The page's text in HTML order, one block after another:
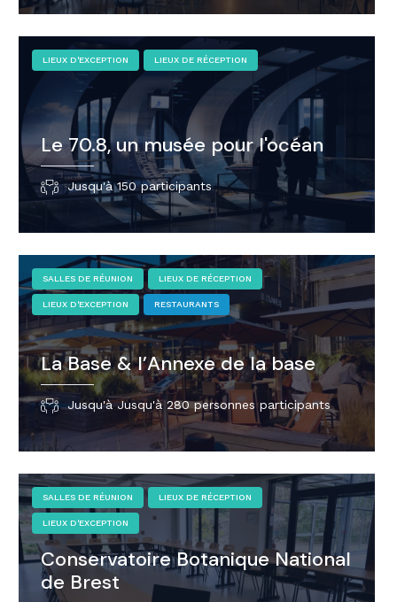
LIEUX D'EXCEPTION LIEUX DE RÉCEPTION
Le 70.8, un musée pour l'océan
Jusqu'à 150 participants
SALLES DE RÉUNION LIEUX DE RÉCEPTION
LIEUX D'EXCEPTION RESTAURANTS
La Base & l’Annexe de la base
Jusqu'à Jusqu'à 280 personnes participants
SALLES DE RÉUNION LIEUX DE RÉCEPTION
LIEUX D'EXCEPTION
Conservatoire Botanique National
de Brest